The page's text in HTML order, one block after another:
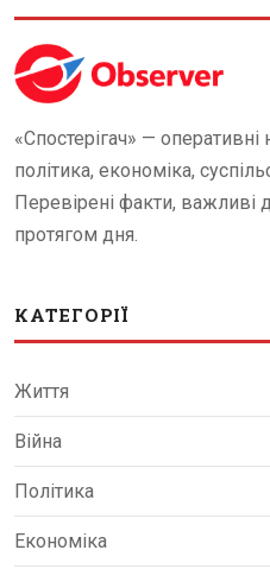
«Спостерігач» — оперативні
політика, економіка,
Перевірені факти, важливі
протягом дня.
КАТЕГОРІЇ
Життя
Війна
Політика
Економіка